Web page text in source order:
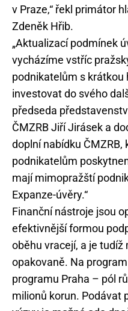
v Praze,“ řekl primátor
Zdeněk Hřib.
„Aktualizací podmínek
vycházíme vstříc
podnikatelům s krátkou
investovat do svého
předseda
ČMZRB Jiří Jirásek a
doplní nabídku ČMZRB,
podnikatelům
mají mimopražští
Expanze-úvěry.“
Finanční nástroje jsou
efektivnější formou
oběhu vracejí, a je tudíž
opakovaně. Na
programu Praha – pól
milionů korun. Podávat